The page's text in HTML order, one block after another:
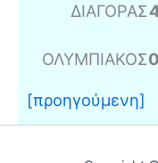
ΔΙΑΓΟΡΑΣ
ΟΛΥΜΠΙΑΚΟΣ0
[προηγούμενη]